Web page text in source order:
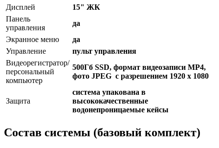
Дисплей
15" ЖК
Панель
управления
да
Экранное меню
да
Управление
пульт управления
Видеорегистратор/
персональный
компьютер
500Гб SSD, формат видеозаписи MP4,
фото JPEG с разрешением 1920 x 1080
Защита
система упакована в
высококачественные
водонепроницаемые кейсы
Состав системы (базовый комплект)